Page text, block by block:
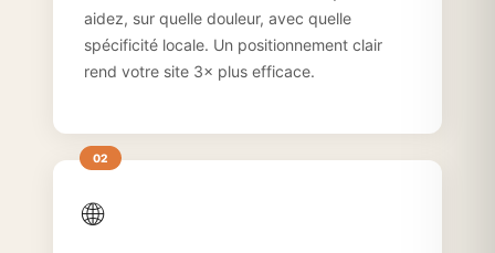
aidez, sur quelle douleur, avec quelle
spécificité locale. Un positionnement clair
rend votre site 3× plus efficace.
🌐